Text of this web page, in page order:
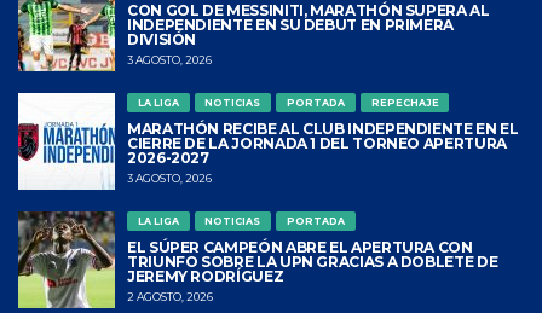
CON GOL DE MESSINITI, MARATHÓN SUPERA AL
INDEPENDIENTE EN SU DEBUT EN PRIMERA
DIVISIÓN
3 AGOSTO, 2026
LA LIGA NOTICIAS PORTADA REPECHAJE
MARATHÓN RECIBE AL CLUB INDEPENDIENTE EN EL
CIERRE DE LA JORNADA 1 DEL TORNEO APERTURA
2026-2027
3 AGOSTO, 2026
LA LIGA NOTICIAS PORTADA
EL SÚPER CAMPEÓN ABRE EL APERTURA CON
TRIUNFO SOBRE LA UPN GRACIAS A DOBLETE DE
JEREMY RODRÍGUEZ
2 AGOSTO, 2026